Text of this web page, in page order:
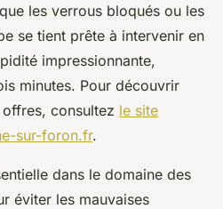
les verrous bloqués ou les
se tient prête à intervenir en
impressionnante,
minutes. Pour découvrir
consultez le site
sur-foron.fr.
dans le domaine des
éviter les mauvaises